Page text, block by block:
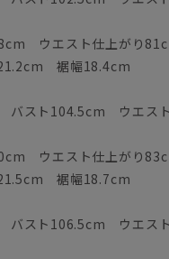
78cm ウエスト仕上が
裾幅18.4cm
バスト104.5cm ウエ
80cm ウエスト仕上が
裾幅18.7cm
バスト106.5cm ウエ